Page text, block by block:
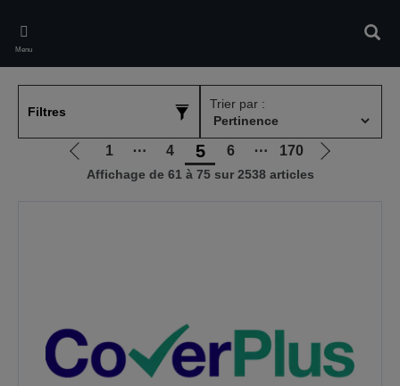
main
content
Menu
Filtres
Trier par :
Aller
1 ⋯ 4 5 6 ⋯ 170
Aller
Affichage de 61 à 75 sur 2538 articles